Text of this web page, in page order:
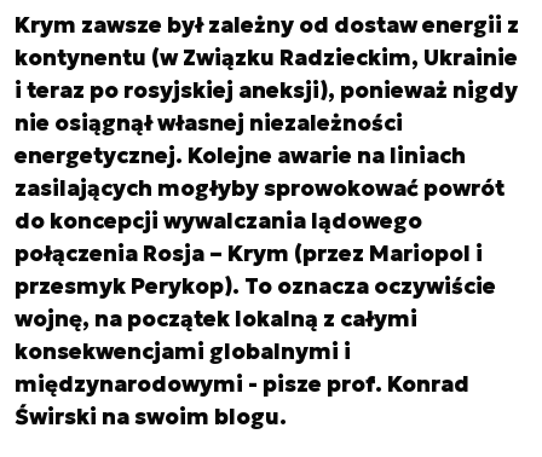
Krym zawsze był zależny od dostaw energii z
kontynentu (w Związku Radzieckim, Ukrainie
i teraz po rosyjskiej aneksji), ponieważ nigdy
nie osiągnął własnej niezależności
energetycznej. Kolejne awarie na liniach
zasilających mogłyby sprowokować powrót
do koncepcji wywalczania lądowego
połączenia Rosja – Krym (przez Mariopol i
przesmyk Perykop). To oznacza oczywiście
wojnę, na początek lokalną z całymi
konsekwencjami globalnymi i
międzynarodowymi - pisze prof. Konrad
Świrski na swoim blogu.